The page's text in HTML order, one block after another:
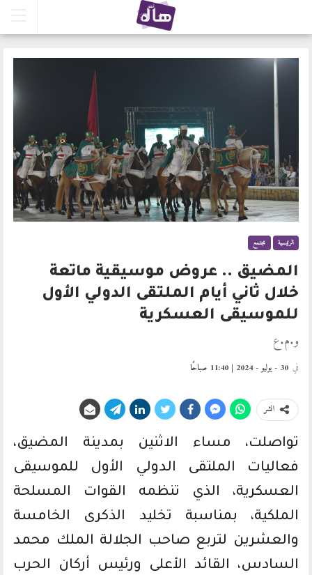
الرئيسية مجتمع
المضيق .. عروض موسيقية ماتعة
خلال ثاني أيام الملتقى الدولي الأول
للموسيقى العسكرية
و.م.ع
في 30 - يوليو - 2024 | 11:40 صباحًا
انشر
تواصلت، مساء الاثنين بمدينة المضيق،
فعاليات الملتقى الدولي الأول للموسيقى
العسكرية، الذي تنظمه القوات المسلحة
الملكية، بمناسبة تخليد الذكرى الخامسة
والعشرين لتربع صاحب الجلالة الملك محمد
السادس، القائد الأعلى ورئيس أركان الحرب